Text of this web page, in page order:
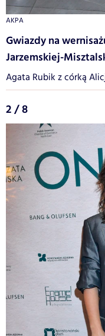
AKPA
Gwiazdy na
Jarzemskiej-
Agata Rubik z córką
2 / 8